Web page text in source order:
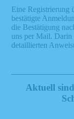
Eine Registrierung
bestätigte
die Bestätigung
uns per Mail. Darin
detaillierten
Aktuell